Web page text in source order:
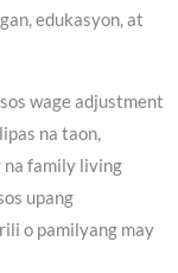
edukasyon, at
wage adjustment
na taon,
na family living
upang
o pamilyang may